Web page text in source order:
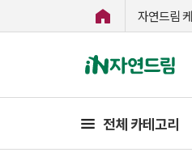
자연드림
전체 카테고리